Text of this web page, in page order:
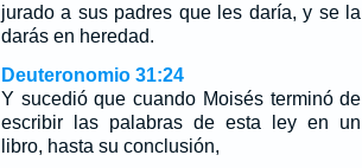
jurado a sus padres que les daría, y se la
darás en heredad.
Deuteronomio 31:24
Y sucedió que cuando Moisés terminó de
escribir las palabras de esta ley en un
libro, hasta su conclusión,